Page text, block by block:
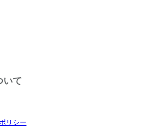
いて
リシー